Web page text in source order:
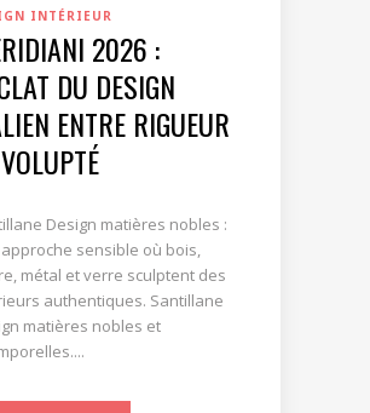
INTÉRIEUR
2026 :
DU DESIGN
ENTRE RIGUEUR
Design matières nobles :
sensible où bois,
métal et verre sculptent des
authentiques. Santillane
matières nobles et